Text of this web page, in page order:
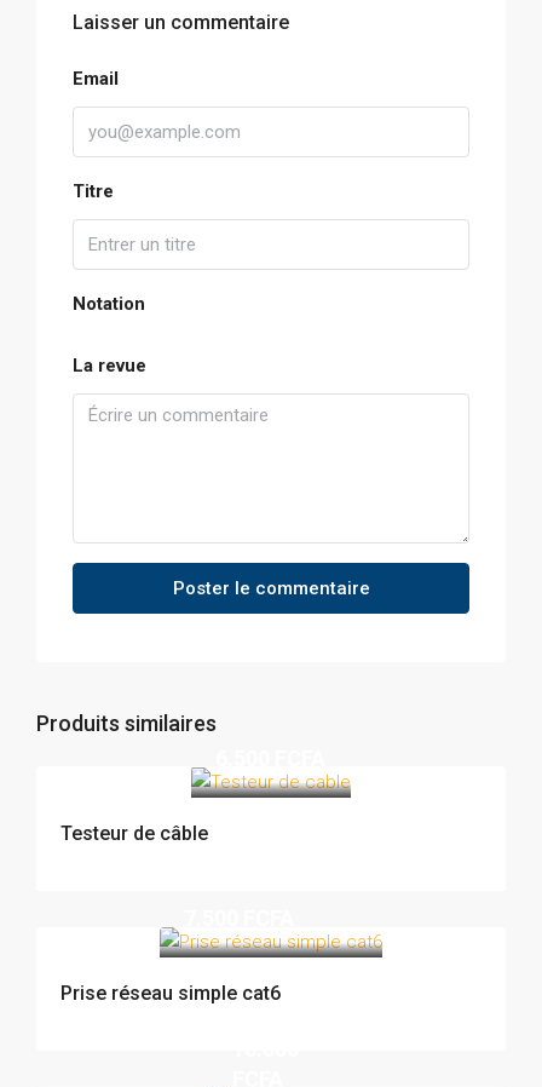
Laisser un commentaire
Email
Titre
Notation
La revue
Poster le commentaire
Produits similaires
Testeur de câble
Prise réseau simple cat6